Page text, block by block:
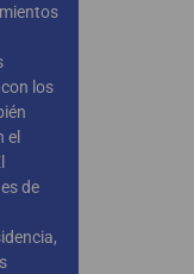
los
el
de